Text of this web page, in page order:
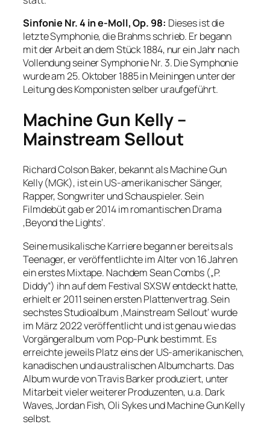
Sinfonie Nr. 4 in e-Moll, Op. 98: Dieses ist die
letzte Symphonie, die Brahms schrieb. Er begann
mit der Arbeit an dem Stück 1884, nur ein Jahr nach
Vollendung seiner Symphonie Nr. 3. Die Symphonie
wurde am 25. Oktober 1885 in Meiningen unter der
Leitung des Komponisten selber uraufgeführt.
Machine Gun Kelly –
Mainstream Sellout
Richard Colson Baker, bekannt als Machine Gun
Kelly (MGK), ist ein US-amerikanischer Sänger,
Rapper, Songwriter und Schauspieler. Sein
Filmdebüt gab er 2014 im romantischen Drama
‚Beyond the Lights‘.
Seine musikalische Karriere begann er bereits als
Teenager, er veröffentlichte im Alter von 16 Jahren
ein erstes Mixtape. Nachdem Sean Combs („P.
Diddy“) ihn auf dem Festival SXSW entdeckt hatte,
erhielt er 2011 seinen ersten Plattenvertrag. Sein
sechstes Studioalbum ‚Mainstream Sellout‘ wurde
im März 2022 veröffentlicht und ist genau wie das
Vorgängeralbum vom Pop-Punk bestimmt. Es
erreichte jeweils Platz eins der US-amerikanischen,
kanadischen und australischen Albumcharts. Das
Album wurde von Travis Barker produziert, unter
Mitarbeit vieler weiterer Produzenten, u.a. Dark
Waves, Jordan Fish, Oli Sykes und Machine Gun Kelly
selbst.